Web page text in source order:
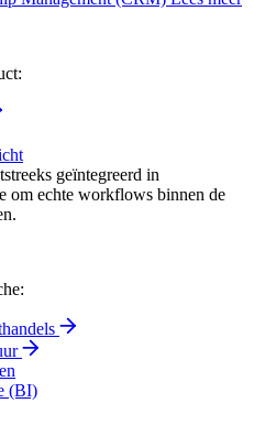
geïntegreerd in
om echte workflows binnen de
(BI)